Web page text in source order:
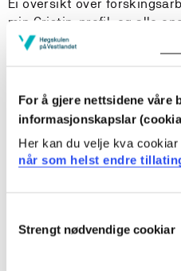
For å gjere nettsidene våre
informasjonskapslar
Her kan du velje kva
når som helst endre
Selection
Strengt nødvendige cookiar
Ei oversikt over
min Cristin-profil, og alle
ligg også ute på
Master i
Globalhistorie.